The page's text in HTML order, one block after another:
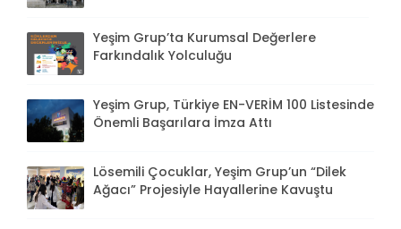
Yeşim Grup’ta Kurumsal Değerlere
Farkındalık Yolculuğu
Yeşim Grup, Türkiye EN-VERİM 100 Listesinde
Önemli Başarılara İmza Attı
Lösemili Çocuklar, Yeşim Grup’un “Dilek
Ağacı” Projesiyle Hayallerine Kavuştu